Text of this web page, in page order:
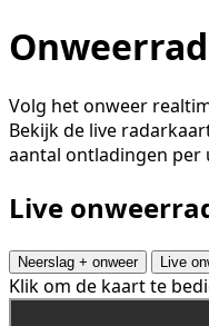
Volg het onweer
Bekijk de live
aantal ontladingen per
Live
Neerslag + onweer Live
Klik om de kaart te